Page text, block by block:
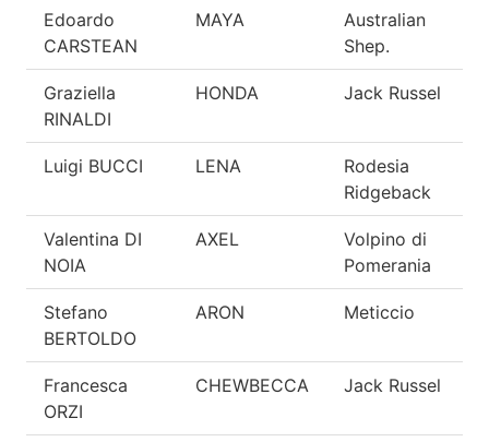
Edoardo
CARSTEAN
MAYA
Australian
Shep.
Graziella
RINALDI
HONDA Jack Russel
Luigi BUCCI LENA
Rodesia
Ridgeback
Valentina DI
NOIA
AXEL
Volpino di
Pomerania
Stefano
BERTOLDO
ARON Meticcio
Francesca
ORZI
CHEWBECCA Jack Russel